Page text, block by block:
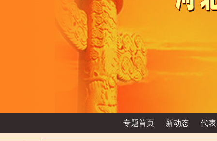
专题首页 新动态 代